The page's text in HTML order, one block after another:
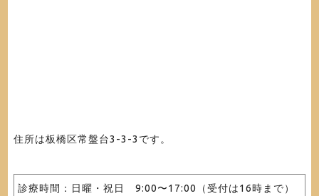
住所は板橋区常盤台3-3-3です。
診療時間：日曜・祝日 9:00〜17:00（受付は16時まで）